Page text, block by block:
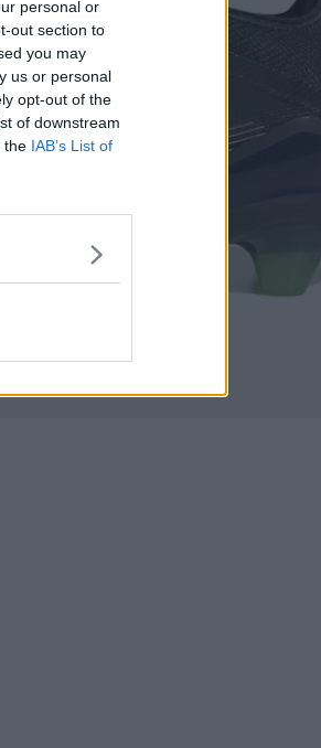
personal or
out section to
you may
us or personal
opt-out of the
of downstream
the IAB’s List of